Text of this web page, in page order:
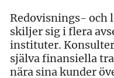
Redovisnings- och
skiljer sig i flera
instituter.
själva finansiella
nära sina kunder